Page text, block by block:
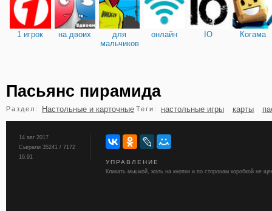
1 игрок на двоих
для
мальчиков
онлайн IO Когама
бильярд карты
Пасьянс пирамида
Раздел: Настольные и карточные Теги: настольные игры карты
14 авг 2017
Сыграли 35241 / 7172
16,91
УПРАВЛЕНИЕ
Кликать мышкой, жать на кнопки и по сторонам коробкой не